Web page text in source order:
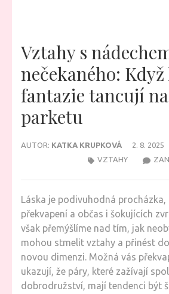
Vztahy s
nečekaného: Když
fantazie tancují
parketu
AUTOR: KATKA KRUPKOVÁ
2. 8. 2025
VZTAHY
Láska je podivuhodná procházka,
překvapení a občas i šokujících
však přemýšlíme nad tím, jak
mohou stmelit vztahy a přinést
novou dimenzi. Možná vás
ukazují, že páry, které zažívají
dobrodružství, mají tendenci být